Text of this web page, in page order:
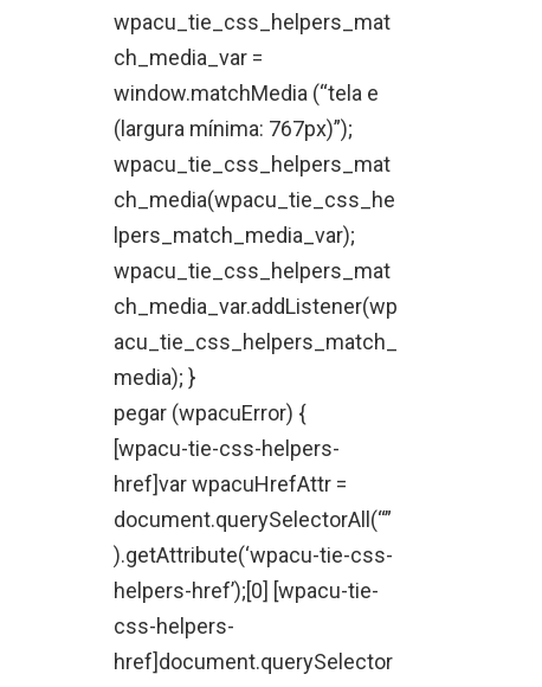
wpacu_tie_css_helpers_mat
ch_media_var =
window.matchMedia (“tela e
(largura mínima: 767px)”);
wpacu_tie_css_helpers_mat
ch_media(wpacu_tie_css_he
lpers_match_media_var);
wpacu_tie_css_helpers_mat
ch_media_var.addListener(wp
acu_tie_css_helpers_match_
media); }
pegar (wpacuError) {
[wpacu-tie-css-helpers-
href]var wpacuHrefAttr =
document.querySelectorAll(“”
).getAttribute(‘wpacu-tie-css-
helpers-href’);[0] [wpacu-tie-
css-helpers-
href]document.querySelector